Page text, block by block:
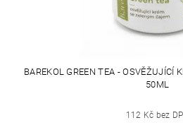
BAREKOL GREEN TEA - OSVĚŽUJÍCÍ
50ML
112 Kč bez